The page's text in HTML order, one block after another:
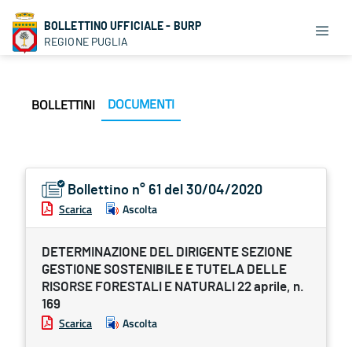
BOLLETTINO UFFICIALE - BURP
REGIONE PUGLIA
BOLLETTINI DOCUMENTI
Bollettino n° 61 del 30/04/2020
Scarica Ascolta
DETERMINAZIONE DEL DIRIGENTE SEZIONE
GESTIONE SOSTENIBILE E TUTELA DELLE
RISORSE FORESTALI E NATURALI 22 aprile, n.
169
Scarica Ascolta